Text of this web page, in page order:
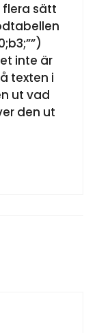
flera sätt
inte är
texten i
ut vad
den ut